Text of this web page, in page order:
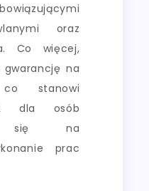
oraz
Co więcej,
na
stanowi
dla osób
się na
prac